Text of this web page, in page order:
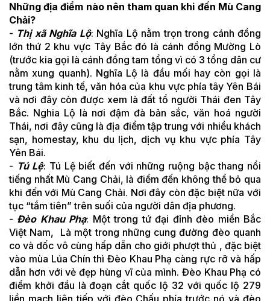
Những địa điểm nào nên tham quan khi đến Mù Cang
Chải?
- Thị xã Nghĩa Lộ: Nghĩa Lộ nằm trọn trong cánh đồng
lớn thứ 2 khu vực Tây Bắc đó là cánh đồng Mường Lò
(trước kia gọi là cánh đồng tam tổng vì có 3 tổng dân cư
nằm xung quanh). Nghĩa Lộ là đầu mối hay còn gọi là
trung tâm kinh tế, văn hóa của khu vực phía tây Yên Bái
và nơi đây còn được xem là đất tổ người Thái đen Tây
Bắc. Nghia Lộ là nơi đậm đà bản sắc, văn hoá người
Thái, nơi đây cũng là địa điểm tập trung với nhiều khách
sạn, homestay, khu du lịch, dịch vụ khu vực phía Tây
Yên Bái.
- Tú Lệ: Tú Lệ biết đến với những ruộng bậc thang nổi
tiếng nhất Mù Cang Chải, là điểm đến không thể bỏ qua
khi đến với Mù Cang Chải. Nơi đây còn đặc biệt nữa với
tục “tắm tiên” trên suối của người dân địa phương.
- Đèo Khau Phạ: Một trong tứ đại đỉnh đèo miền Bắc
Việt Nam, Là một trong những cung đường đèo quanh
co và dốc vô cùng hấp dẫn cho giới phượt thủ , đặc biệt
vào mùa Lúa Chín thì Đèo Khau Phạ càng rực rỡ và hấp
dẫn hơn với vẻ đẹp hùng vĩ của mình. Đèo Khau Phạ có
điểm khởi đầu là đoạn cắt quốc lộ 32 với quốc lộ 279